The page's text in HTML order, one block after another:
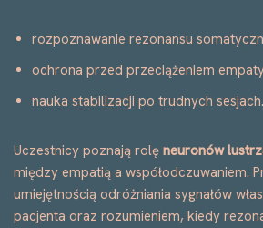
rozpoznawanie rezonansu
ochrona przed przeciążeniem
nauka stabilizacji po trudnych sesjach.
Uczestnicy poznają rolę neuronów
między empatią a współodczuwaniem.
umiejętnością odróżniania sygnałów
pacjenta oraz rozumieniem, kiedy